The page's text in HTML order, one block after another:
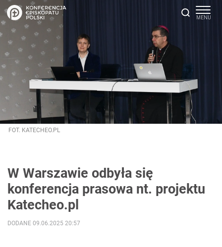
FOT. KATECHEO.PL
W Warszawie odbyła się
konferencja prasowa nt. projektu
Katecheo.pl
DODANE 09.06.2025 20:57